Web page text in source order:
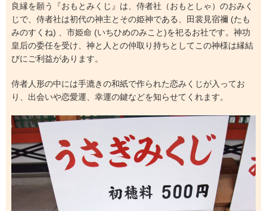
良縁を願う『おもとみくじ』は、侍者社（おもとしゃ）のおみく
じで、侍者社は初代の神主とその姫神である、田裳見宿禰 (たも
みのすくね) 、市姫命 (いちひめのみこと)を祀るお社です。神功
皇后の委任を受け、神と人との仲取り持ちとしてこの神様は縁結
びにご利益があります。
侍者人形の中には手漉きの和紙で作られた恋みくじが入ってお
り、出会いや恋愛運、幸運の鍵などを知らせてくれます。